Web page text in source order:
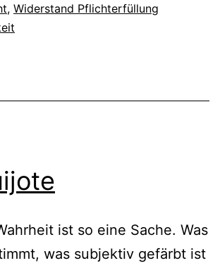
, Widerstand Pflichterfüllung
ist so eine Sache. Was
was subjektiv gefärbt ist